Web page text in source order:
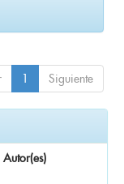
1 Siguiente
Autor(es)